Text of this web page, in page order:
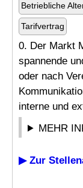
Betriebliche
Tarifvertrag
0. Der Markt
spannende
oder nach
interne und
MEHR
▶ Zur